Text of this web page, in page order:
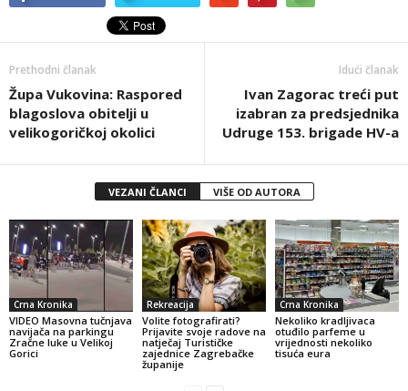
Prethodni članak
Župa Vukovina: Raspored
blagoslova obitelji u
velikogoričkoj okolici
Idući članak
Ivan Zagorac treći put
izabran za predsjednika
Udruge 153. brigade HV-a
VEZANI ČLANCI VIŠE OD AUTORA
Crna Kronika
VIDEO Masovna tučnjava
navijača na parkingu
Zračne luke u Velikoj
Gorici
Rekreacija
Volite fotografirati?
Prijavite svoje radove na
natječaj Turističke
zajednice Zagrebačke
županije
Crna Kronika
Nekoliko kradljivaca
otuđilo parfeme u
vrijednosti nekoliko
tisuća eura